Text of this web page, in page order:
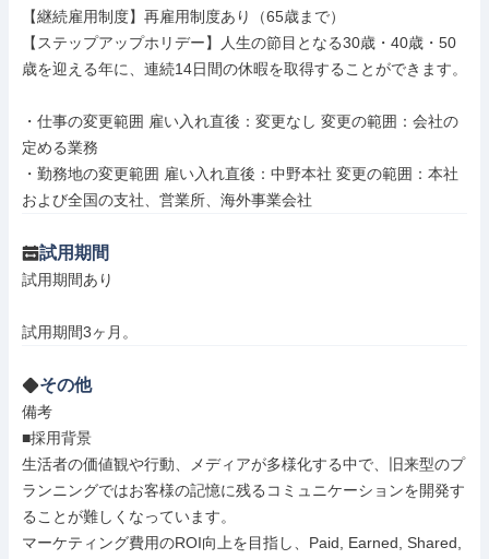
【継続雇用制度】再雇用制度あり（65歳まで）
【ステップアップホリデー】人生の節目となる30歳・40歳・50
歳を迎える年に、連続14日間の休暇を取得することができます。
・仕事の変更範囲 雇い入れ直後：変更なし 変更の範囲：会社の
定める業務
・勤務地の変更範囲 雇い入れ直後：中野本社 変更の範囲：本社
および全国の支社、営業所、海外事業会社
試用期間
試用期間あり
試用期間3ヶ月。
その他
備考
■採用背景
生活者の価値観や行動、メディアが多様化する中で、旧来型のプ
ランニングではお客様の記憶に残るコミュニケーションを開発す
ることが難しくなっています。
マーケティング費用のROI向上を目指し、Paid, Earned, Shared,